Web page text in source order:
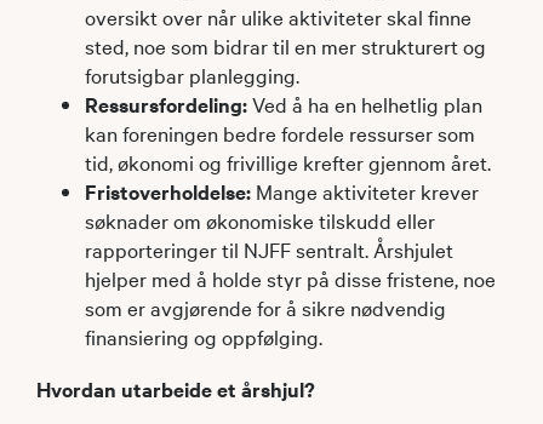
oversikt over når ulike aktiviteter skal finne
sted, noe som bidrar til en mer strukturert og
forutsigbar planlegging.​
Ressursfordeling:Ved å ha en helhetlig plan
kan foreningen bedre fordele ressurser som
tid, økonomi og frivillige krefter gjennom året.​
Fristoverholdelse: Mange aktiviteter krever
søknader om økonomiske tilskudd eller
rapporteringer til NJFF sentralt. Årshjulet
hjelper med å holde styr på disse fristene, noe
som er avgjørende for å sikre nødvendig
finansiering og oppfølging. ​
Hvordan utarbeide et årshjul?